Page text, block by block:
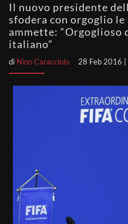
Il nuovo presidente
sfodera con orgoglio
ammette: “Orgoglioso
italiano”
di Nino Caracciolo 28 Feb 2016